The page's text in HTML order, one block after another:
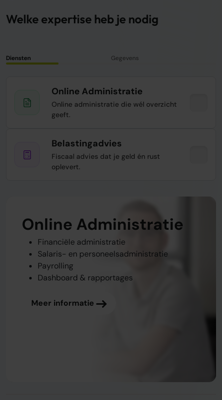
Welke expertise heb je nodig
Diensten Gegevens
Online Administratie
Online administratie die wél overzicht
geeft.
Belastingadvies
Fiscaal advies dat je geld én rust
oplevert.
Online Administratie
Financiële administratie
Salaris- en personeelsadministratie
Payrolling
Dashboard & rapportages
Meer informatie
Belastingadvies
Belastingaangifte BTW, VPB, IB, etc.
Fiscaal advies & planning
Aftrekposten voor ondernemers